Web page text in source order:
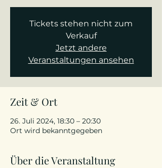
Tickets stehen nicht zum
Verkauf
Jetzt andere
Veranstaltungen ansehen
Zeit & Ort
26. Juli 2024, 18:30 – 20:30
Ort wird bekanntgegeben
Über die Veranstaltung